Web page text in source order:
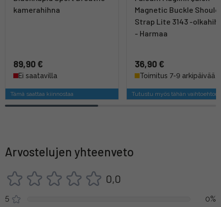
kamerahihna
89,90 €
Ei saatavilla
Tämä saattaa kiinnostaa
Magnetic Buckle
Strap Lite 3143 -
- Harmaa
36,90 €
Toimitus 7-9 arkipäivää
Tutustu myös tähän
Arvostelujen yhteenveto
0,0
5
0%